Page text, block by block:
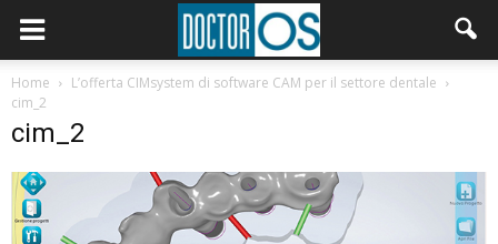
Home
L’offerta CIMsystem di software CAM per il settore dentale
cim_2
cim_2